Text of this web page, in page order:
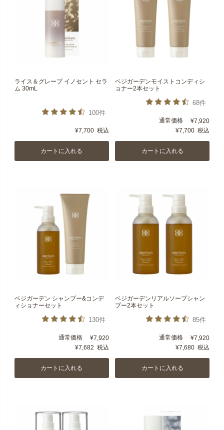
ライス＆グレープ イノセント セラ
ム 30mL
100件
¥7,700 税込
カートに入れる
ベジガーデンモイストコンディシ
ョナー2本セット
68件
通常価格 ¥7,920
¥7,700 税込
カートに入れる
ベジガーデン シャンプー&コンデ
ィショナーセット
130件
通常価格 ¥7,920
¥7,682 税込
カートに入れる
ベジガーデンリアルソープシャン
プー2本セット
85件
通常価格 ¥7,920
¥7,680 税込
カートに入れる